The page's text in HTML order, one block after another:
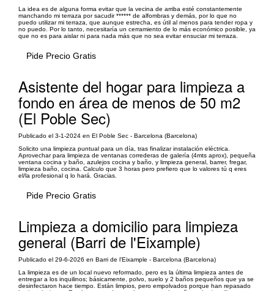
La idea es de alguna forma evitar que la vecina de arriba esté constantemente
manchando mi terraza por sacudir ****** de alfombras y demás, por lo que no
puedo utilizar mi terraza, que aunque estrecha, es útil al menos para tender ropa y
no puedo. Por lo tanto, necesitaría un cerramiento de lo más económico posible, ya
que no es para aislar ni para nada más que no sea evitar ensuciar mi terraza.
Pide Precio Gratis
Asistente del hogar para limpieza a
fondo en área de menos de 50 m2
(El Poble Sec)
Publicado el 3-1-2024 en El Poble Sec - Barcelona (Barcelona)
Solicito una limpieza puntual para un día, tras finalizar instalación eléctrica.
Aprovechar para limpieza de ventanas correderas de galería (4mts aprox), pequeña
ventana cocina y baño, azulejos cocina y baño, y limpieza general, barrer, fregar,
limpieza baño, cocina. Calculo que 3 horas pero prefiero que lo valores tú q eres
el/la profesional q lo hará. Gracias.
Pide Precio Gratis
Limpieza a domicilio para limpieza
general (Barri de l'Eixample)
Publicado el 29-6-2026 en Barri de l'Eixample - Barcelona (Barcelona)
La limpieza es de un local nuevo reformado, pero es la última limpieza antes de
entregar a los inquilinos; básicamente, polvo, suelo y 2 baños pequeños que ya se
desinfectaron hace tiempo. Están limpios, pero empolvados porque han repasado